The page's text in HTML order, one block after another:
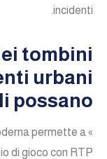
incidenti.
tombini
urbani
possano
permette a «
di gioco con RTP